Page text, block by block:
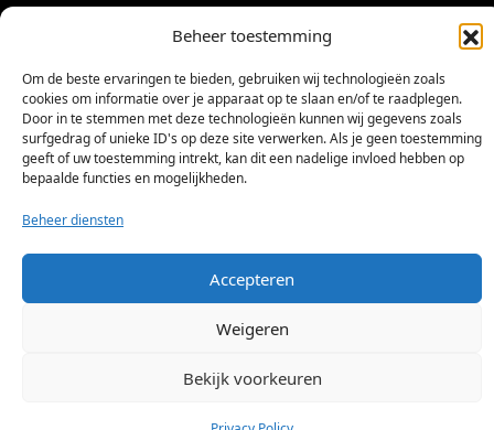
Beheer toestemming
Om de beste ervaringen te bieden, gebruiken wij technologieën zoals
cookies om informatie over je apparaat op te slaan en/of te raadplegen.
Door in te stemmen met deze technologieën kunnen wij gegevens zoals
surfgedrag of unieke ID's op deze site verwerken. Als je geen toestemming
geeft of uw toestemming intrekt, kan dit een nadelige invloed hebben op
bepaalde functies en mogelijkheden.
Beheer diensten
Accepteren
Weigeren
Bekijk voorkeuren
Adres: Hambeukerboord
35
(geen bezoekadres)
info@dutchlrs.nl
+31 45 2123953
2026 Dutch LRS